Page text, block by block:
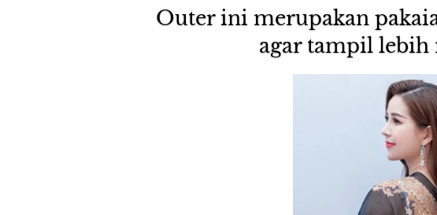
Outer ini merupakan
agar tampil lebih